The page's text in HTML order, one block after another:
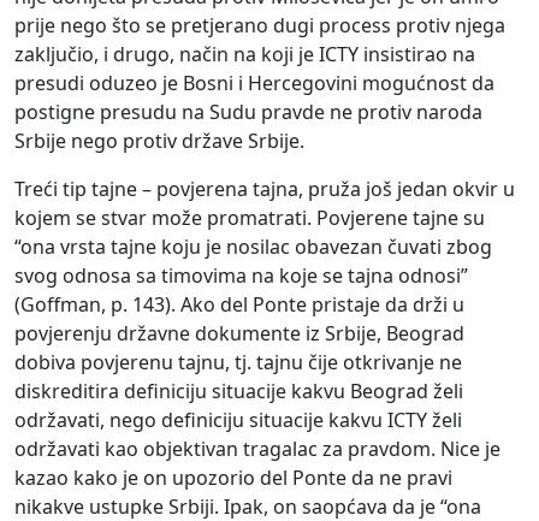
prije nego što se pretjerano dugi process protiv njega
zaključio, i drugo, način na koji je ICTY insistirao na
presudi oduzeo je Bosni i Hercegovini mogućnost da
postigne presudu na Sudu pravde ne protiv naroda
Srbije nego protiv države Srbije.
Treći tip tajne – povjerena tajna, pruža još jedan okvir u
kojem se stvar može promatrati. Povjerene tajne su
“ona vrsta tajne koju je nosilac obavezan čuvati zbog
svog odnosa sa timovima na koje se tajna odnosi”
(Goffman, p. 143). Ako del Ponte pristaje da drži u
povjerenju državne dokumente iz Srbije, Beograd
dobiva povjerenu tajnu, tj. tajnu čije otkrivanje ne
diskreditira definiciju situacije kakvu Beograd želi
održavati, nego definiciju situacije kakvu ICTY želi
održavati kao objektivan tragalac za pravdom. Nice je
kazao kako je on upozorio del Ponte da ne pravi
nikakve ustupke Srbiji. Ipak, on saopćava da je “ona